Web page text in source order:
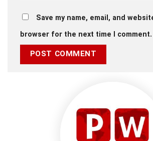
Save my name, email, and
browser for the next time I comment.